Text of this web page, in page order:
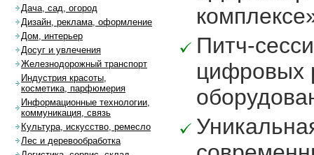
Питч-
цифровых
Дача, сад, огород
Дизайн, реклама, оформление
Дом, интерьер
Досуг и увлечения
Железнодорожный транспорт
Индустрия красоты,
косметика, парфюмерия
Информационные технологии,
коммуникация, связь
Культура, искусство, ремесло
Лес и деревообработка